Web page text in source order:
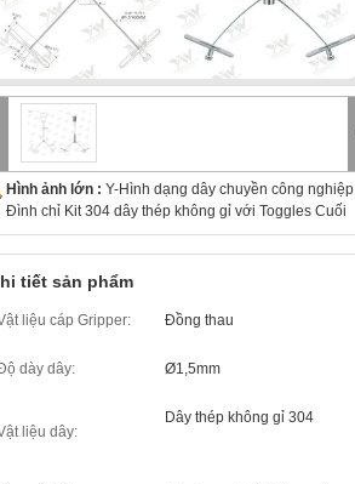
Hình ảnh lớn : Y-Hình dạng dây chuyền công nghiệp
Đình chỉ Kit 304 dây thép không gỉ với Toggles Cuối
tiết sản phẩm
liệu cáp Gripper: Đồng thau
dày dây: Ø1,5mm
liệu dây:
Dây thép không gỉ 304